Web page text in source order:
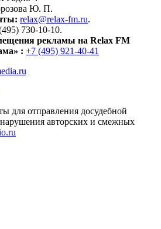
Ю. П.
relax@relax-fm.ru.
730-10-10.
рекламы на Relax FM
: +7 (495) 921-40-41
для отправления досудебной
авторских и смежных